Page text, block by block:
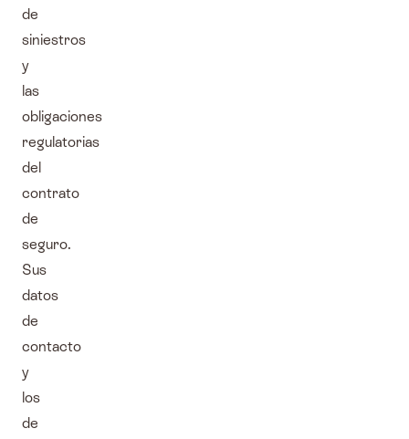
de
siniestros
y
las
obligaciones
regulatorias
del
contrato
de
seguro.
Sus
datos
de
contacto
y
los
de